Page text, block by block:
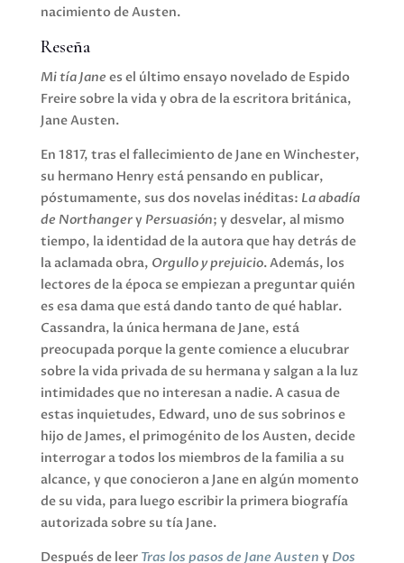
nacimiento de Austen.
Reseña
Mi tía Jane es el último ensayo novelado de Espido
Freire sobre la vida y obra de la escritora británica,
Jane Austen.
En 1817, tras el fallecimiento de Jane en Winchester,
su hermano Henry está pensando en publicar,
póstumamente, sus dos novelas inéditas: La abadía
de Northangery Persuasión; y desvelar, al mismo
tiempo, la identidad de la autora que hay detrás de
la aclamada obra, Orgullo y prejuicio. Además, los
lectores de la época se empiezan a preguntar quién
es esa dama que está dando tanto de qué hablar.
Cassandra, la única hermana de Jane, está
preocupada porque la gente comience a elucubrar
sobre la vida privada de su hermana y salgan a la luz
intimidades que no interesan a nadie. A casua de
estas inquietudes, Edward, uno de sus sobrinos e
hijo de James, el primogénito de los Austen, decide
interrogar a todos los miembros de la familia a su
alcance, y que conocieron a Jane en algún momento
de su vida, para luego escribir la primera biografía
autorizada sobre su tía Jane.
Después de leer Tras los pasos de Jane Austen y Dos